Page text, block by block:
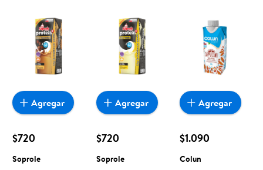
$720
Soprole
Agregar
$720
Soprole
Agregar
$1.090
Colun
Agregar